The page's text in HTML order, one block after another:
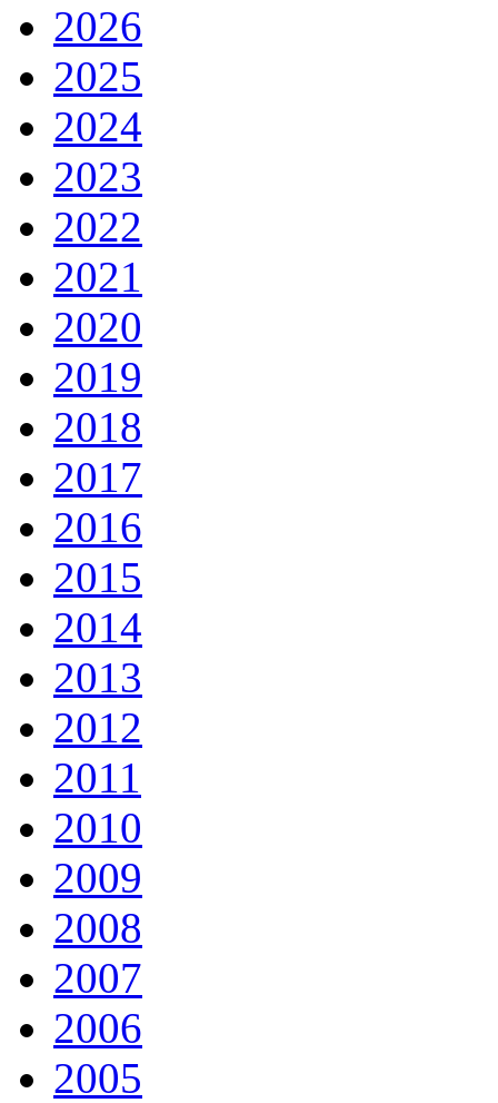
2026
2025
2024
2023
2022
2021
2020
2019
2018
2017
2016
2015
2014
2013
2012
2011
2010
2009
2008
2007
2006
2005